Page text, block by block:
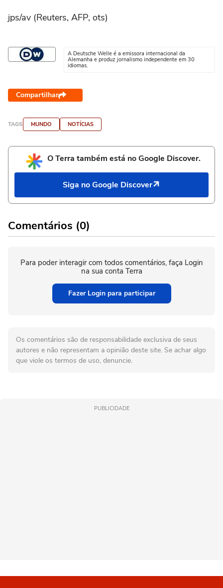
jps/av (Reuters, AFP, ots)
A Deutsche Welle é a emissora internacional da
Alemanha e produz jornalismo independente em 30
idiomas.
Compartilhar
TAGS MUNDO NOTÍCIAS
O Terra também está no Google Discover.
Siga no Google Discover
Comentários (0)
Para poder interagir com todos comentários, faça Login
na sua conta Terra
Fazer Login para participar
Os comentários são de responsabilidade exclusiva de seus
autores e não representam a opinião deste site. Se achar algo
que viole os termos de uso, denuncie.
PUBLICIDADE